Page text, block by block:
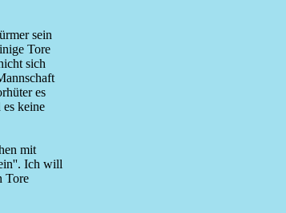
sein
Tore
sich
es
keine
mit
Ich will
Tore